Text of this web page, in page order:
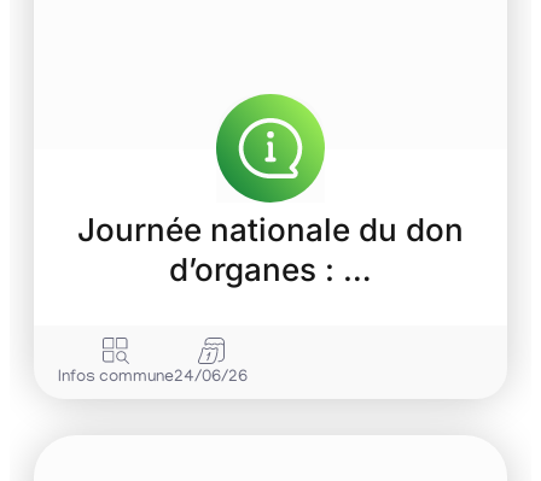
Journée nationale du don
d’organes : …
Infos commune24/06/26